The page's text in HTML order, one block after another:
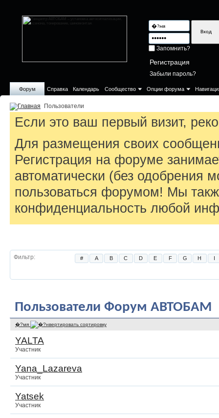
Запомнить?
Регистрация
Забыли пароль?
Форум Справка Календарь Сообщество Опции форума
Пользователи
Если это ваш первый визит,
Для размещения своих
Регистрация на форуме
автоматически (без одобрения
пользоваться форумом! Мы
конфиденциальность любой
Фильтр # A B C D E F G H I
Пользователи Форум АВТОБАМ
�?мя
YALTA
Участник
Yana_Lazareva
Участник
Yatsek
Участник